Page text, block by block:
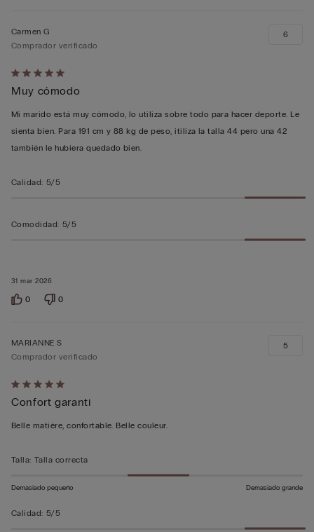
Calificación
de
5
sobre
5
31 mar 2026
Carmen G
Comprador verificado
Muy cómodo
Mi marido está muy cómodo, lo utiliza sobre todo para hacer deporte. Le
sienta bien. Para 191 cm y 88 kg de peso, itiliza la talla 44 pero una 42
también le hubiera quedado bien.
6
Calidad: 5/5
Comodidad: 5/5
0 0
Calificación
de
5
5
MARIANNE S
Comprador verificado
Confort garanti
Belle matière, confortable. Belle couleur.
5
Talla: Talla correcta
Demasiado pequeño Demasiado grande
Calidad: 5/5